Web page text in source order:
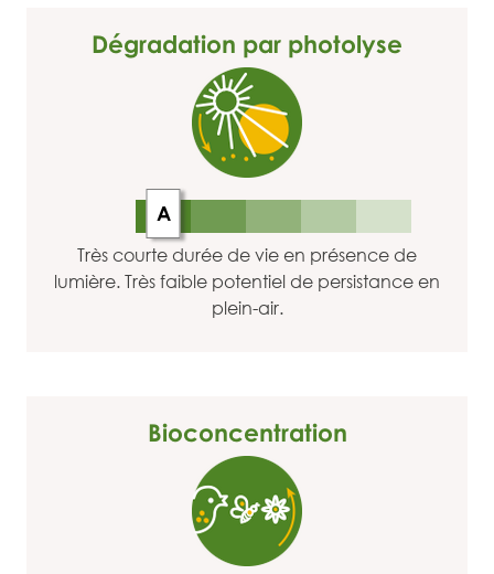
Dégradation par photolyse
A
Très courte durée de vie en présence de
lumière. Très faible potentiel de persistance en
plein-air.
Bioconcentration